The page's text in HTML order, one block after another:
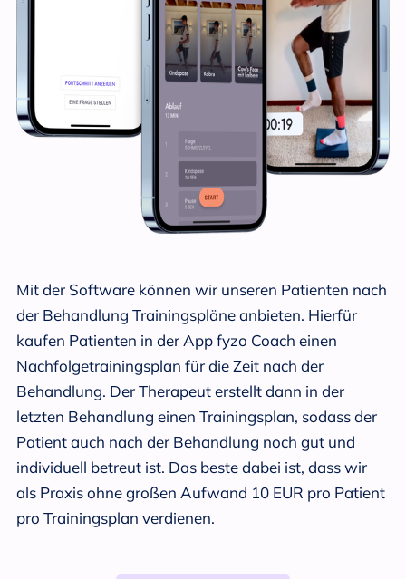
Mit der Software können wir unseren Patienten nach
der Behandlung Trainingspläne anbieten. Hierfür
kaufen Patienten in der App fyzo Coach einen
Nachfolgetrainingsplan für die Zeit nach der
Behandlung. Der Therapeut erstellt dann in der
letzten Behandlung einen Trainingsplan, sodass der
Patient auch nach der Behandlung noch gut und
individuell betreut ist. Das beste dabei ist, dass wir
als Praxis ohne großen Aufwand 10 EUR pro Patient
pro Trainingsplan verdienen.